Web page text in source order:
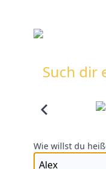
Such dir
Wie willst du